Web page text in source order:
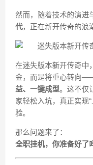
然而，随着技术的演进
代，正在新开传奇的浪
在迷失版本新开传奇中
金，而是将重心转向
益、一键成型。这不仅
家轻松入坑，真正实现
验。
那么问题来了：
全职挂机，你准备好了